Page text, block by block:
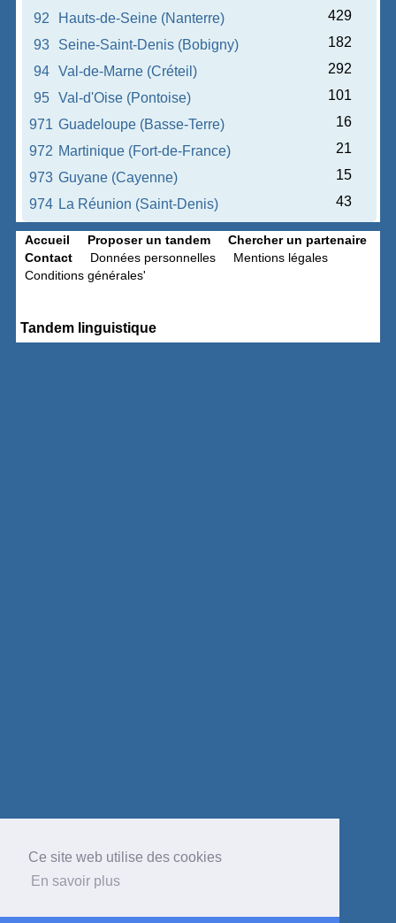
Ce site web utilise des cookies
En savoir plus
92
Hauts-de-Seine (Nanterre)
429
93
Seine-Saint-Denis (Bobigny)
182
94
Val-de-Marne (Créteil)
292
95
Val-d'Oise (Pontoise)
101
971 Guadeloupe (Basse-Terre)
16
972 Martinique (Fort-de-France)
21
973 Guyane (Cayenne)
15
974 La Réunion (Saint-Denis) 43
Accueil Proposer un tandem
Chercher un partenaire
Contact
Données personnelles
Mentions légales
Conditions générales'
Tandem linguistique